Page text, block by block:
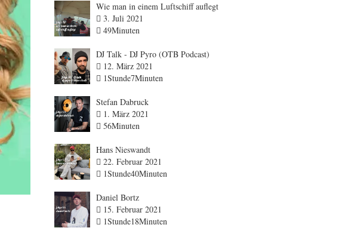
Wie man in einem Luftschiff auflegt
3. Juli 2021
49Minuten
DJ Talk - DJ Pyro (OTB Podcast)
12. März 2021
1Stunde7Minuten
Stefan Dabruck
1. März 2021
56Minuten
Hans Nieswandt
22. Februar 2021
1Stunde40Minuten
Daniel Bortz
15. Februar 2021
1Stunde18Minuten